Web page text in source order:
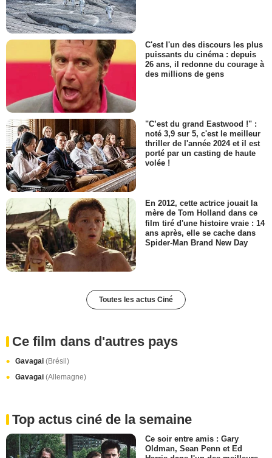
C'est l'un des discours les plus
puissants du cinéma : depuis
26 ans, il redonne du courage à
des millions de gens
"C’est du grand Eastwood !" :
noté 3,9 sur 5, c'est le meilleur
thriller de l'année 2024 et il est
porté par un casting de haute
volée !
En 2012, cette actrice jouait la
mère de Tom Holland dans ce
film tiré d'une histoire vraie : 14
ans après, elle se cache dans
Spider-Man Brand New Day
Toutes les actus Ciné
Ce film dans d'autres pays
Gavagai (Brésil)
Gavagai (Allemagne)
Top actus ciné de la semaine
Ce soir entre amis : Gary
Oldman, Sean Penn et Ed